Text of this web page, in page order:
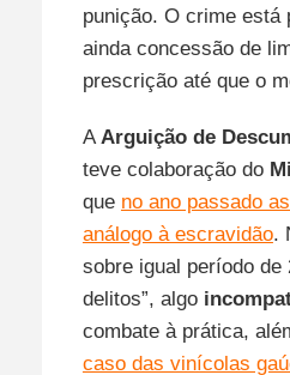
punição. O crime está
ainda concessão de
prescrição até que o
AArguição de
teve colaboração do
que no ano passado
análogo à escravidão.
sobre igual período de
delitos”, algo
combate à prática,
caso das vinícolas